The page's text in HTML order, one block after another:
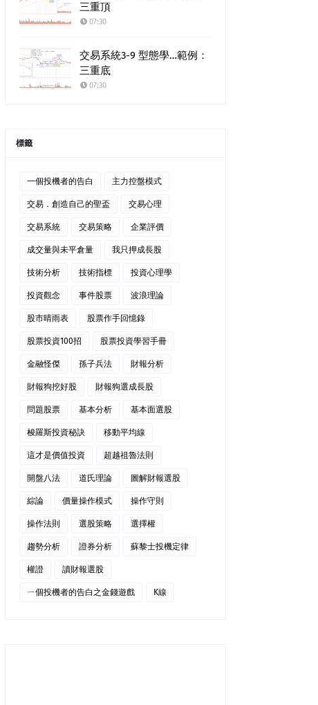
三重頂
07:30
交易系統3-9 型態學…範例：
三重底
07:30
標籤
一個投機者的告白 主力控盤模式
交易．創造自己的聖盃 交易心理
交易系統 交易策略 企業評價
成交量與未平倉量 我只押成長股
技術分析 技術指標 投資心理學
投資觀念 事件股票 波浪理論
股市晴雨表 股票作手回憶錄
股票投資100招 股票投資學習手冊
金融怪傑 孫子兵法 財報分析
財報狗挖好股 財報狗選成長股
問題股票 基本分析 基本面選股
梭羅斯投資秘訣 移動平均線
這才是價值投資 超越祖魯法則
開盤八法 道氏理論 圖解財報選股
綜論 價量操作模式 操作守則
操作法則 選股策略 選擇權
趨勢分析 證券分析 蘇黎士投機定律
權證 讀財報選股
ㄧ個投機者的告白之金錢遊戲 K線